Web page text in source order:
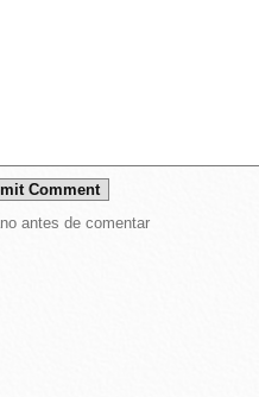
antes de comentar